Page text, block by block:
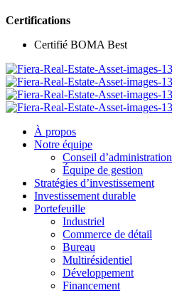
Certifications
Certifié BOMA Best
À propos
Notre équipe
Conseil d’administration
Équipe de gestion
Stratégies d’investissement
Investissement durable
Portefeuille
Industriel
Commerce de détail
Bureau
Multirésidentiel
Développement
Financement